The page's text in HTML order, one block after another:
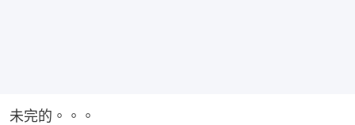
未完的。。。